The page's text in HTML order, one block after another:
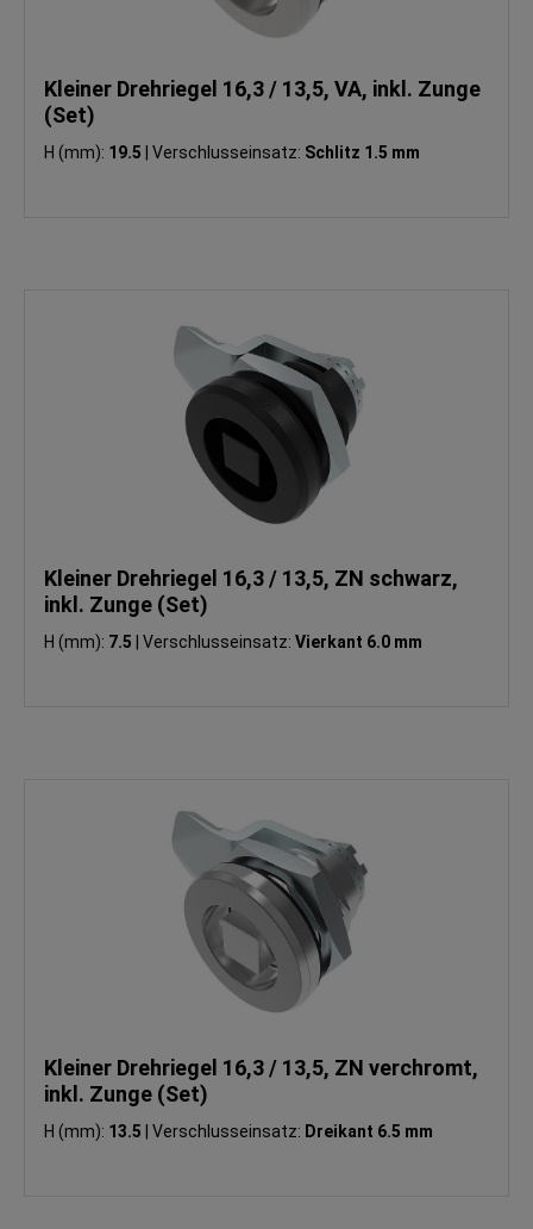
Kleiner Drehriegel 16,3 / 13,5, VA, inkl. Zunge
(Set)
H (mm): 19.5 Verschlusseinsatz: Schlitz 1.5 mm
Kleiner Drehriegel 16,3 / 13,5, ZN schwarz,
inkl. Zunge (Set)
H (mm): 7.5 Verschlusseinsatz: Vierkant 6.0 mm
Kleiner Drehriegel 16,3 / 13,5, ZN verchromt,
inkl. Zunge (Set)
H (mm): 13.5 Verschlusseinsatz: Dreikant 6.5 mm